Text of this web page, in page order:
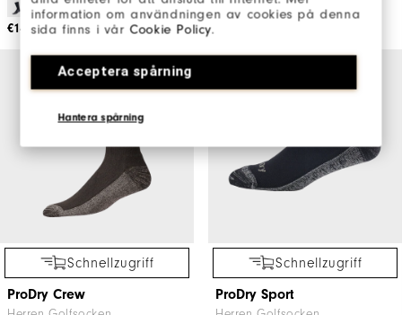
information om användningen av cookies på denna
sida finns i vårCookie Policy.
Acceptera spårning
Hantera spårning
€14
Schnellzugriff
ProDry Crew
Schnellzugriff
ProDry Sport